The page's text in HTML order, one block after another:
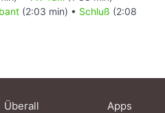
(2:03 min) • Schluß (2:08
Überall Apps